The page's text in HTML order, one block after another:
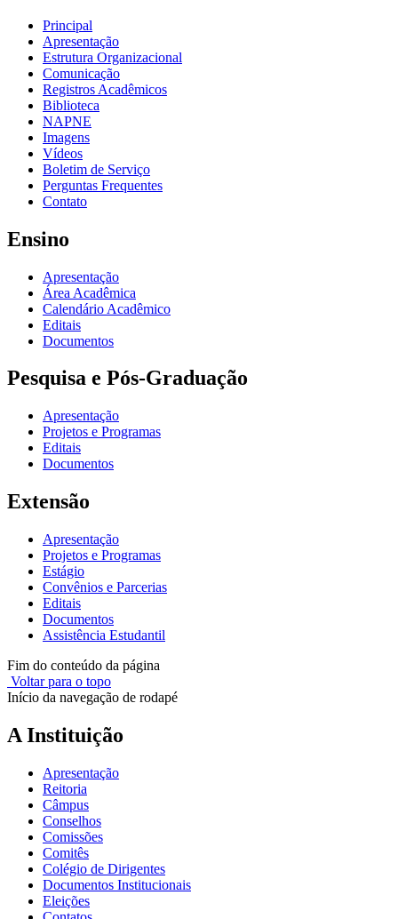
Principal
Apresentação
Estrutura Organizacional
Comunicação
Registros Acadêmicos
Biblioteca
NAPNE
Imagens
Vídeos
Boletim de Serviço
Perguntas Frequentes
Contato
Ensino
Apresentação
Área Acadêmica
Calendário Acadêmico
Editais
Documentos
Pesquisa e Pós-Graduação
Apresentação
Projetos e Programas
Editais
Documentos
Extensão
Apresentação
Projetos e Programas
Estágio
Convênios e Parcerias
Editais
Documentos
Assistência Estudantil
Fim do conteúdo da página
Voltar para o topo
Início da navegação de rodapé
A Instituição
Apresentação
Reitoria
Câmpus
Conselhos
Comissões
Comitês
Colégio de Dirigentes
Documentos Institucionais
Eleições